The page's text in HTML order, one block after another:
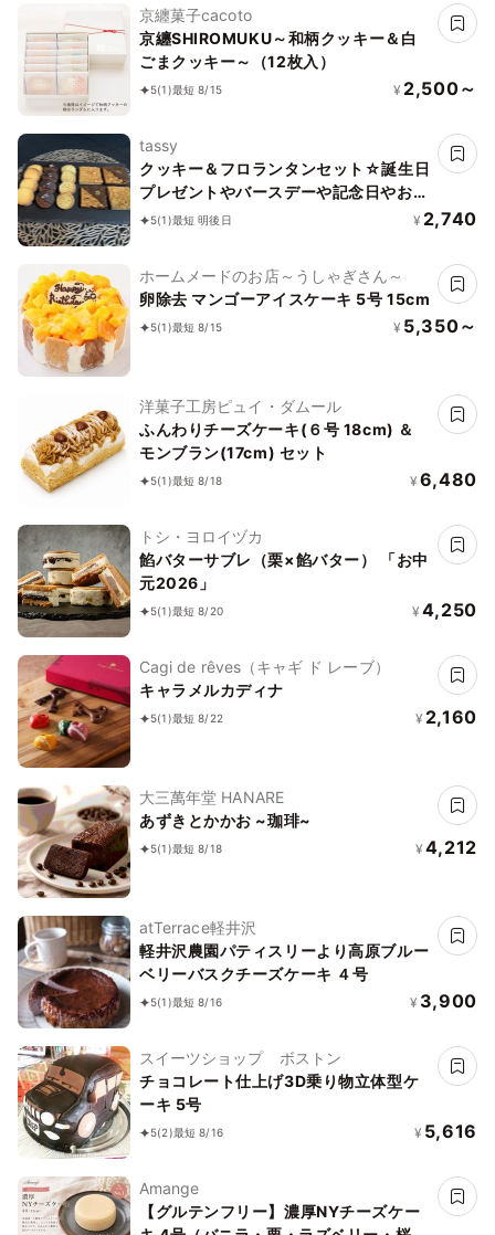
京纏菓子cacoto
京纏SHIROMUKU～和柄クッキー＆白
ごまクッキー～（12枚入）
5(1)最短 8/15 ¥ 2,500～
tassy
クッキー＆フロランタンセット☆誕生日
プレゼントやバースデーや記念日やお祝
いにも☆
5(1)最短 明後日 ¥ 2,740
ホームメードのお店～うしゃぎさん～
卵除去 マンゴーアイスケーキ 5号 15cm
5(1)最短 8/15 ¥ 5,350～
洋菓子工房ピュイ・ダムール
ふんわりチーズケーキ(６号 18cm) ＆
モンブラン(17cm) セット
5(1)最短 8/18 ¥ 6,480
トシ・ヨロイヅカ
餡バターサブレ（栗×餡バター） 「お中
元2026」
5(1)最短 8/20 ¥ 4,250
Cagi de rêves（キャギ ド レーブ）
キャラメルカディナ
5(1)最短 8/22 ¥ 2,160
大三萬年堂 HANARE
あずきとかかお ~珈琲~
5(1)最短 8/18 ¥ 4,212
atTerrace軽井沢
軽井沢農園パティスリーより高原ブルー
ベリーバスクチーズケーキ ４号
5(1)最短 8/16 ¥ 3,900
スイーツショップ ボストン
チョコレート仕上げ3D乗り物立体型ケ
ーキ 5号
5(2)最短 8/16 ¥ 5,616
Amange
【グルテンフリー】濃厚NYチーズケー